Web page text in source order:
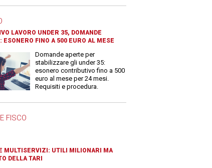
LAVORO UNDER 35, DOMANDE
ESONERO FINO A 500 EURO AL MESE
Domande aperte per
stabilizzare gli under 35:
esonero contributivo fino a 500
euro al mese per 24 mesi.
Requisiti e procedura.
FISCO
MULTISERVIZI: UTILI MILIONARI MA
DELLA TARI